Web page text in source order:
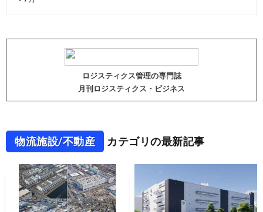
ロジスティクス管理の専門誌
月刊ロジスティクス・ビジネス
物流施設/不動産 カテゴリの最新記事